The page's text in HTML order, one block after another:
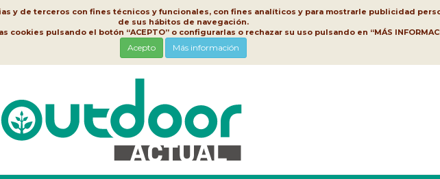
y de terceros con fines técnicos y funcionales, con fines analíticos y para mostrarle publicidad
de sus hábitos de navegación.
cookies pulsando el botón “ACEPTO” o configurarlas o rechazar su uso pulsando en “MÁS
Acepto Más información